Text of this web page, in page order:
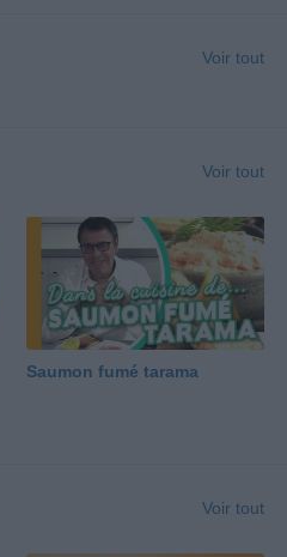
Voir tout
Voir tout
Saumon fumé tarama
Voir tout